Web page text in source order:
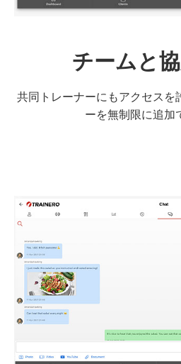
チームと
共同トレーナーにもアクセスを
ーを無制限に追加